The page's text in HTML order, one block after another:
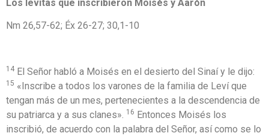
Los levitas que inscribieron Moisés y Aarón
Nm 26,57-62; Éx 26-27; 30,1-10
14 El Señor habló a Moisés en el desierto del Sinaí y le dijo:
15 «Inscribe a todos los varones de la familia de Leví que
tengan más de un mes, pertenecientes a la descendencia de
su patriarca y a sus clanes». 16 Entonces Moisés los
inscribió, de acuerdo con la palabra del Señor, así como se lo